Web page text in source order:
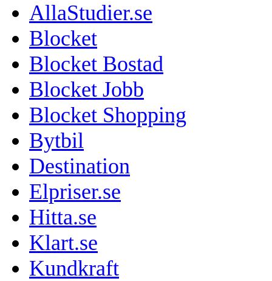
AllaStudier.se
Blocket
Blocket Bostad
Blocket Jobb
Blocket Shopping
Bytbil
Destination
Elpriser.se
Hitta.se
Klart.se
Kundkraft